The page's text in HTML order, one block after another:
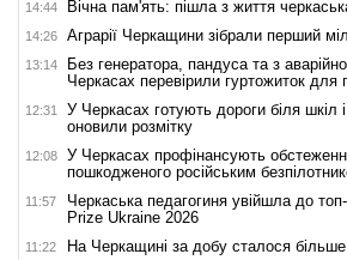
14:44 Вічна пам'ять: пішла з життя
14:26 Аграрії Черкащини зібрали перший
13:14
Без генератора, пандуса та з
Черкасах перевірили гуртожиток для
12:31
У Черкасах готують дороги біля шкіл
оновили розмітку
12:08
У Черкасах профінансують
пошкодженого російським
11:57
Черкаська педагогиня увійшла до
Prize Ukraine 2026
11:22 На Черкащині за добу сталося